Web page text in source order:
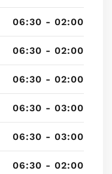
06:30 - 02:00
06:30 - 02:00
06:30 - 02:00
06:30 - 03:00
06:30 - 03:00
06:30 - 02:00